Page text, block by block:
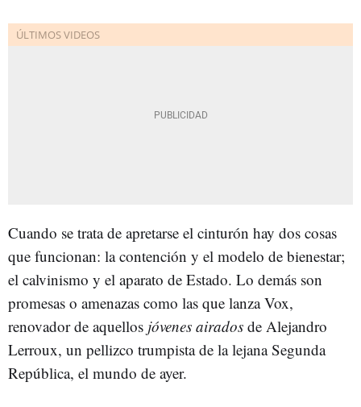
Cuando se trata de apretarse el cinturón hay dos cosas
que funcionan: la contención y el modelo de bienestar;
el calvinismo y el aparato de Estado. Lo demás son
promesas o amenazas como las que lanza Vox,
renovador de aquellos jóvenes airados de Alejandro
Lerroux, un pellizco trumpista de la lejana Segunda
República, el mundo de ayer.